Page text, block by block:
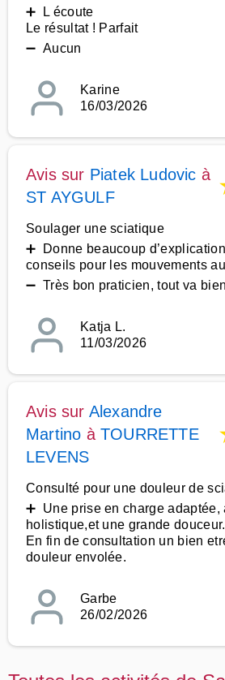
➕ L écoute
Le résultat ! Parfait
➖ Aucun
Karine
16/03/2026
Avis sur Piatek Ludovic à
ST AYGULF
Soulager une sciatique
➕ Donne beaucoup
conseils pour les mouvements
➖ Très bon praticien, tout va
Katja L.
11/03/2026
Avis sur Alexandre
Martino àTOURRETTE
LEVENS
Consulté pour une douleur de
➕ Une prise en charge adaptée,
holistique,et une grande douceur.
En fin de consultation un bien
douleur envolée.
Garbe
26/02/2026